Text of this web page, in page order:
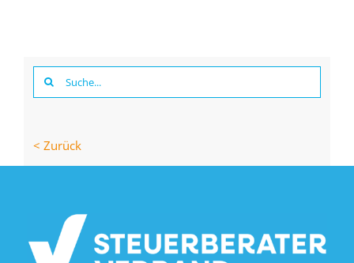
Suche
nach:
< Zurück